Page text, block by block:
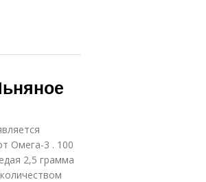
Омега-3 . 100
2,5 грамма